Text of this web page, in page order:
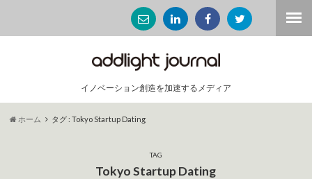
イノベーション創造を加速するメディア
ホーム タグ : Tokyo Startup Dating
TAG
Tokyo Startup Dating